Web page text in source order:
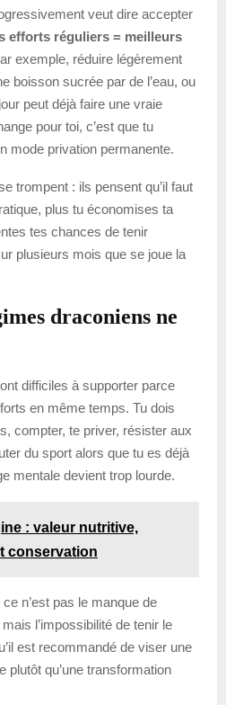
veut dire accepter
efforts réguliers = meilleurs
exemple, réduire légèrement
boisson sucrée par de l’eau, ou
peut déjà faire une vraie
pour toi, c’est que tu
mode privation permanente.
trompent : ils pensent qu’il faut
plus tu économises ta
tes chances de tenir
plusieurs mois que se joue la
draconiens ne
difficiles à supporter parce
en même temps. Tu dois
compter, te priver, résister aux
du sport alors que tu es déjà
mentale devient trop lourde.
: valeur nutritive,
conservation
n’est pas le manque de
l’impossibilité de tenir le
est recommandé de viser une
plutôt qu’une transformation